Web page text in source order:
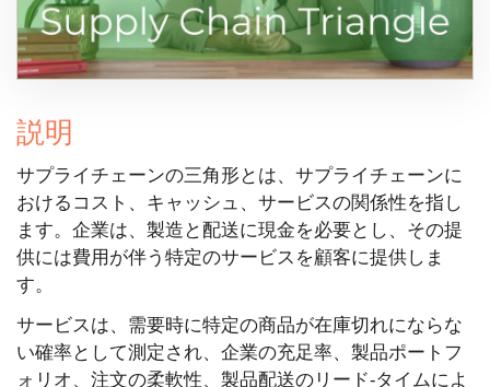
Video
説明
サプライチェーンの三角形とは、サプライチェーンに
おけるコスト、キャッシュ、サービスの関係性を指し
ます。企業は、製造と配送に現金を必要とし、その提
供には費用が伴う特定のサービスを顧客に提供しま
す。
サービスは、需要時に特定の商品が在庫切れにならな
い確率として測定され、企業の充足率、製品ポートフ
ォリオ、注文の柔軟性、製品配送のリード-タイムによ